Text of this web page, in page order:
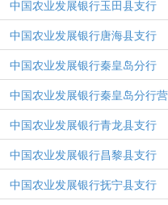
中国农业发展银行玉田县支行
中国农业发展银行唐海县支行
中国农业发展银行秦皇岛分行
中国农业发展银行秦皇岛分行
中国农业发展银行青龙县支行
中国农业发展银行昌黎县支行
中国农业发展银行抚宁县支行